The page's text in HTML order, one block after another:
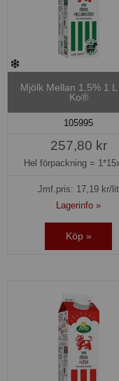
Mjölk Mellan 1,5% 1 L
Ko®
105995
257,80 kr
Hel förpackning =
Jmf.pris: 17,19 kr/lit
Lagerinfo »
Köp »